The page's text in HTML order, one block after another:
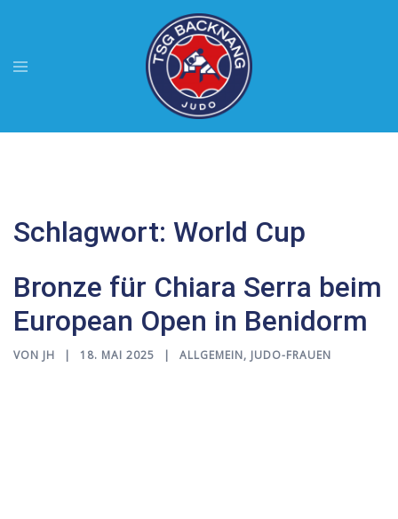
springen
Menü
umschalten
Schlagwort: World Cup
Bronze für Chiara Serra beim
European Open in Benidorm
VON JH 18. MAI 2025 ALLGEMEIN, JUDO-FRAUEN